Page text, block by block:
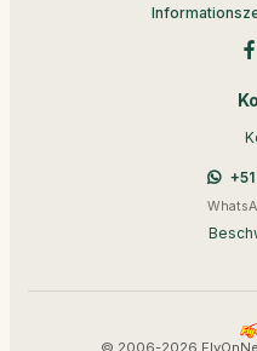
© 2006-2026